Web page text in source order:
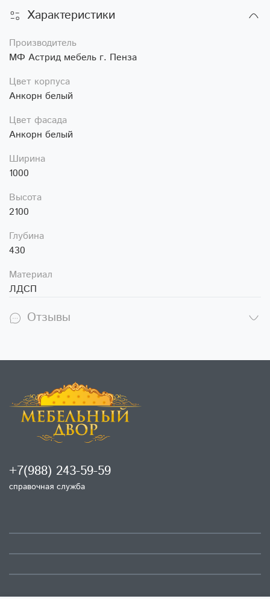
Характеристики
Производитель
МФ Астрид мебель г. Пенза
Цвет корпуса
Анкорн белый
Цвет фасада
Анкорн белый
Ширина
1000
Высота
2100
Глубина
430
Материал
ЛДСП
Отзывы
+7(988) 243-59-59
справочная служба